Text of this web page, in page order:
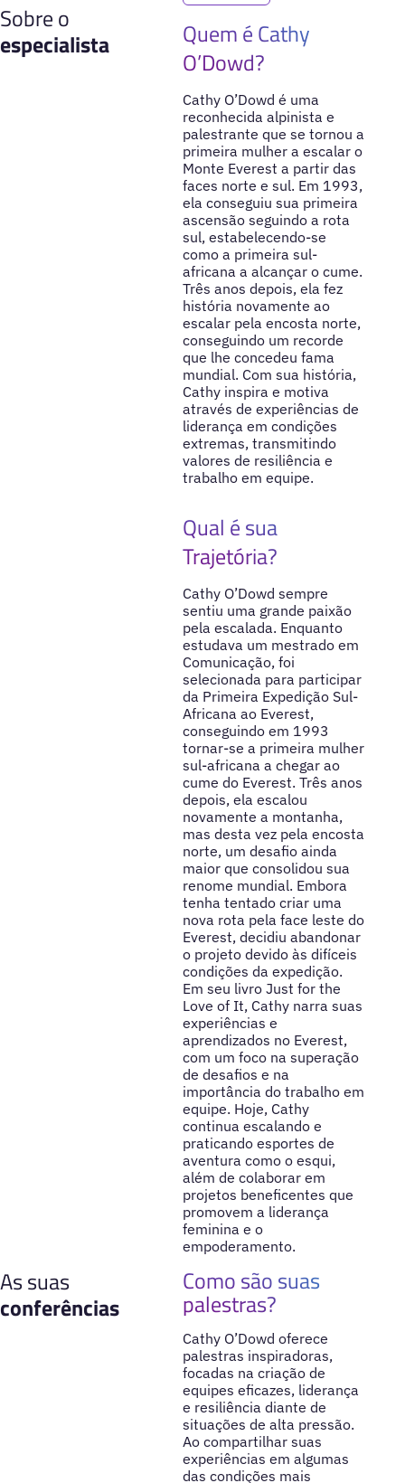
Sobre o
especialista
Quem é Cathy
O’Dowd?
Cathy O’Dowd é uma
reconhecida alpinista e
palestrante que se tornou a
primeira mulher a escalar o
Monte Everest a partir das
faces norte e sul. Em 1993,
ela conseguiu sua primeira
ascensão seguindo a rota
sul, estabelecendo-se
como a primeira sul-
africana a alcançar o cume.
Três anos depois, ela fez
história novamente ao
escalar pela encosta norte,
conseguindo um recorde
que lhe concedeu fama
mundial. Com sua história,
Cathy inspira e motiva
através de experiências de
liderança em condições
extremas, transmitindo
valores de resiliência e
trabalho em equipe.
Qual é sua
Trajetória?
Cathy O’Dowd sempre
sentiu uma grande paixão
pela escalada. Enquanto
estudava um mestrado em
Comunicação, foi
selecionada para participar
da Primeira Expedição Sul-
Africana ao Everest,
conseguindo em 1993
tornar-se a primeira mulher
sul-africana a chegar ao
cume do Everest. Três anos
depois, ela escalou
novamente a montanha,
mas desta vez pela encosta
norte, um desafio ainda
maior que consolidou sua
renome mundial. Embora
tenha tentado criar uma
nova rota pela face leste do
Everest, decidiu abandonar
o projeto devido às difíceis
condições da expedição.
Em seu livro Just for the
Love of It, Cathy narra suas
experiências e
aprendizados no Everest,
com um foco na superação
de desafios e na
importância do trabalho em
equipe. Hoje, Cathy
continua escalando e
praticando esportes de
aventura como o esqui,
além de colaborar em
projetos beneficentes que
promovem a liderança
feminina e o
empoderamento.
As suas
conferências
Como são suas
palestras?
Cathy O’Dowd oferece
palestras inspiradoras,
focadas na criação de
equipes eficazes, liderança
e resiliência diante de
situações de alta pressão.
Ao compartilhar suas
experiências em algumas
das condições mais